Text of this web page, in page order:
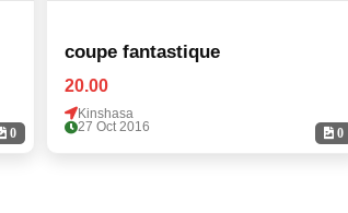
0 0
coupe fantastique
20.00
Kinshasa
27 Oct 2016